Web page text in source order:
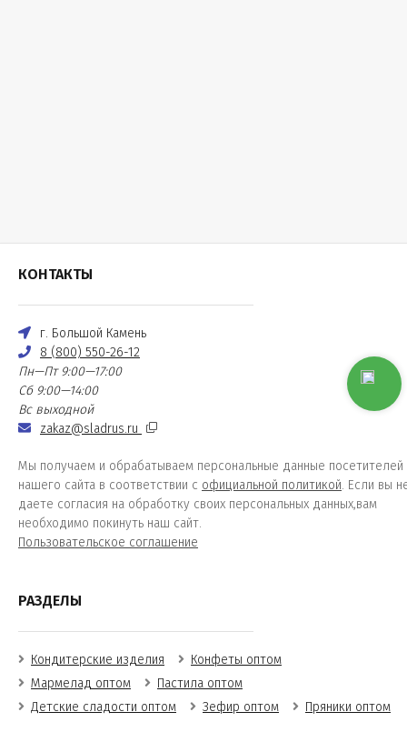
КОНТАКТЫ
г. Большой Камень
8 (800) 550-26-12
Пн—Пт 9:00—17:00
Сб 9:00—14:00
Вс выходной
zakaz@sladrus.ru
Мы получаем и обрабатываем персональные данные посетителей
нашего сайта в соответствии с официальной политикой. Если вы
даете согласия на обработку своих персональных данных,вам
необходимо покинуть наш сайт.
Пользовательское соглашение
РАЗДЕЛЫ
Кондитерские изделия
Конфеты оптом
Мармелад оптом
Пастила оптом
Детские сладости оптом
Зефир оптом Пряники оптом